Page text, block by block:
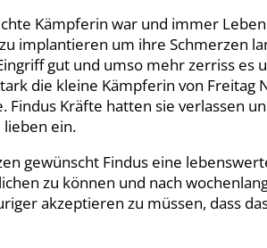
Kämpferin war und immer
implantieren um ihre Schmerzen
gut und umso mehr zerriss es
die kleine Kämpferin von Freitag
Findus Kräfte hatten sie verlassen
lieben ein.
gewünscht Findus eine
zu können und nach
akzeptieren zu müssen, dass